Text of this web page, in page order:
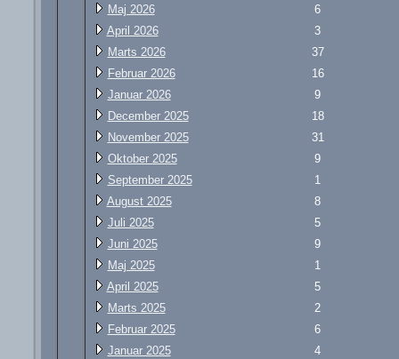
Maj 2026
6
April 2026
3
Marts 2026
37
Februar 2026
16
Januar 2026
9
December 2025
18
November 2025
31
Oktober 2025
9
September 2025
1
August 2025
8
Juli 2025
5
Juni 2025
9
Maj 2025
1
April 2025
5
Marts 2025
2
Februar 2025
6
Januar 2025
4